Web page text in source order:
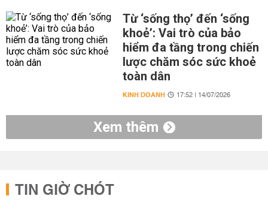
Từ ‘sống thọ’ đến ‘sống
khoẻ’: Vai trò của bảo
hiểm đa tầng trong chiến
lược chăm sóc sức khoẻ
toàn dân
KINH DOANH 17:52 | 14/07/2026
Xem thêm
TIN GIỜ CHÓT